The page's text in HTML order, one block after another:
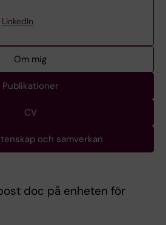
LinkedIn
Om mig
Publikationer
CV
och samverkan
doc på enheten för